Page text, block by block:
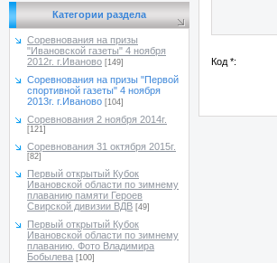
Категории раздела
Соревнования на призы
"Ивановской газеты" 4 ноября
2012г. г.Иваново [149]
Соревнования на призы "Первой
спортивной газеты" 4 ноября
2013г. г.Иваново [104]
Соревнования 2 ноября 2014г.
[121]
Соревнования 31 октября 2015г.
[82]
Первый открытый Кубок
Ивановской области по зимнему
плаванию памяти Героев
Свирской дивизии ВДВ [49]
Первый открытый Кубок
Ивановской области по зимнему
плаванию. Фото Владимира
Бобылева [100]
Код *: